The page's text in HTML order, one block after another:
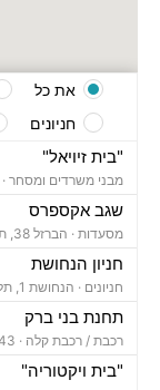
"בית זיויאל"
מבני משרדים ומסחר ·
שגב אקספרס
מסעדות · הברזל 38, תל אביב יפו
חניון הנחושת
חניונים · הנחושת 1, תל אביב יפו
תחנת בני ברק
רכבת / רכבת קלה ·
"בית ויקטוריה"
את כל
חניונים